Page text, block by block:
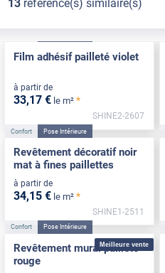
13référence(s) similaire(s)
Film adhésif pailleté violet
à partir de
33,17 € le m² *
SHINE2-2607
Confort Pose Intérieure
Revêtement décoratif noir
mat à fines paillettes
à partir de
34,15 € le m² *
SHINE1-2511
Meilleure vente
Confort Pose Intérieure
Revêtement mural pailleté
rouge